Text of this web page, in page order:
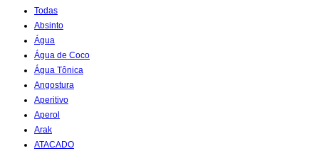
Todas
Absinto
Água
Água de Coco
Água Tônica
Angostura
Aperitivo
Aperol
Arak
ATACADO